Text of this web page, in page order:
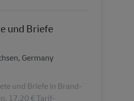
und Briefe
Germany
und Briefe in Brand-
17,20 € Tarif-